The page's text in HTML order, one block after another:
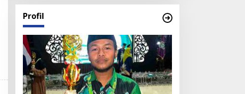
Profil